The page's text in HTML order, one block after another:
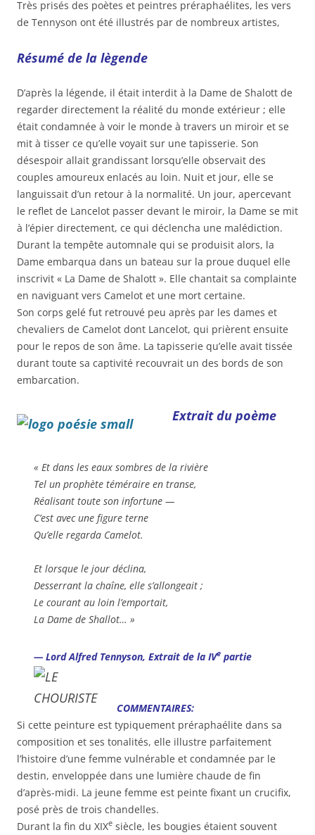
Très prisés des poètes et peintres préraphaélites, les vers
de Tennyson ont été illustrés par de nombreux artistes,
Résumé de la lègende
D’après la légende, il était interdit à la Dame de Shalott de
regarder directement la réalité du monde extérieur ; elle
était condamnée à voir le monde à travers un miroir et se
mit à tisser ce qu’elle voyait sur une tapisserie. Son
désespoir allait grandissant lorsqu’elle observait des
couples amoureux enlacés au loin. Nuit et jour, elle se
languissait d’un retour à la normalité. Un jour, apercevant
le reflet de Lancelot passer devant le miroir, la Dame se mit
à l’épier directement, ce qui déclencha une malédiction.
Durant la tempête automnale qui se produisit alors, la
Dame embarqua dans un bateau sur la proue duquel elle
inscrivit « La Dame de Shalott ». Elle chantait sa complainte
en naviguant vers Camelot et une mort certaine.
Son corps gelé fut retrouvé peu après par les dames et
chevaliers de Camelot dont Lancelot, qui prièrent ensuite
pour le repos de son âme. La tapisserie qu’elle avait tissée
durant toute sa captivité recouvrait un des bords de son
embarcation.
Extrait du poème
« Et dans les eaux sombres de la rivière
Tel un prophète téméraire en transe,
Réalisant toute son infortune —
C’est avec une figure terne
Qu’elle regarda Camelot.
Et lorsque le jour déclina,
Desserrant la chaîne, elle s’allongeait ;
Le courant au loin l’emportait,
La Dame de Shallot… »
— Lord Alfred Tennyson, Extrait de la IVe partie
COMMENTAIRES:
Si cette peinture est typiquement préraphaélite dans sa
composition et ses tonalités, elle illustre parfaitement
l’histoire d’une femme vulnérable et condamnée par le
destin, enveloppée dans une lumière chaude de fin
d’après-midi. La jeune femme est peinte fixant un crucifix,
posé près de trois chandelles.
Durant la fin du XIXe siècle, les bougies étaient souvent